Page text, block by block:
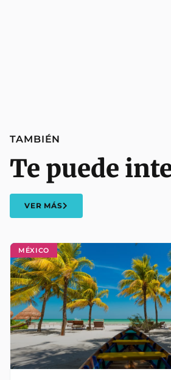
MÉXICO
TAMBIÉN
Te puede
VER MÁS